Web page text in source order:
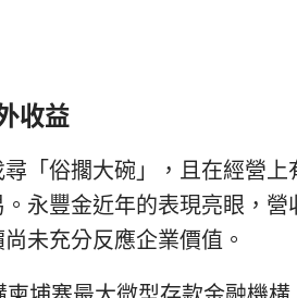
收益
「俗擱大碗」，且在經營上
永豐金近年的表現亮眼，營
未充分反應企業價值。